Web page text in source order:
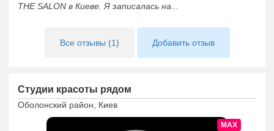
THE SALON в Киеве. Я записалась на...
Все отзывы (1) Добавить отзыв
Студии красоты рядом
Оболонский район, Киев
MAX